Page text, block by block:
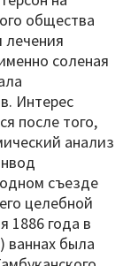
общества
соленая
Интерес
после того,
анализ
съезде
целебной
1886 года в
ваннах была